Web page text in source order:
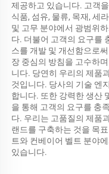
제공하고 있습니다. 고객
식품, 섬유, 물류, 목재, 세
및 고무 분야에서 광범위
다. 더불어 고객의 요구를
스를 개발 및 개선함으로
장 중심의 방침을 고수하
니다. 당연히 우리의 제품
것입니다. 당사의 기술 엔
합니다. 또한 강력한 생산
을 통해 고객의 요구를 충
다. 우리는 고품질의 제품
랜드를 구축하는 것을 목
트와 컨베이어 벨트 분야
있습니다.